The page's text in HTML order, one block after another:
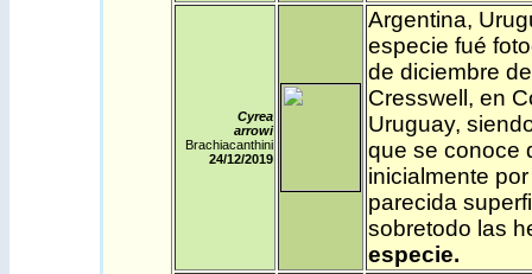
Cyrea
arrowi
Brachiacanthini
24/12/2019
Argentina,
especie fué
de diciembre
Cresswell, en
Uruguay,
que se conoce
inicialmente
parecida
sobretodo las
especie.